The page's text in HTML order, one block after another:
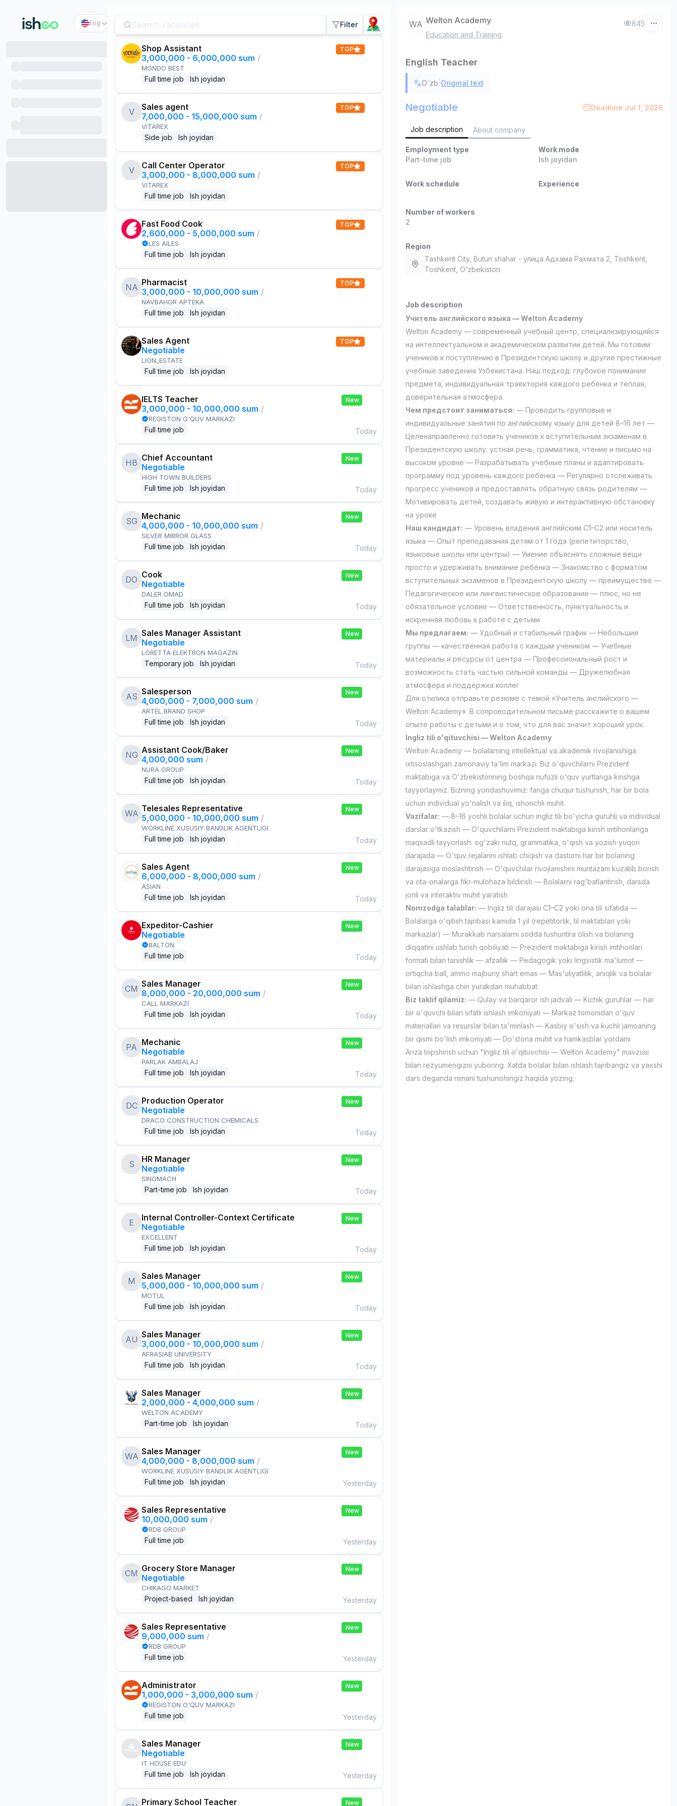
Eng Filter
Shop Assistant
3,000,000 - 6,000,000 sum /
MONDO BEST
Full time job Ish joyidan
TOP
V
Sales agent
7,000,000 - 15,000,000 sum /
VITAREX
Side job Ish joyidan
TOP
V
Call Center Operator
3,000,000 - 8,000,000 sum /
VITAREX
Full time job Ish joyidan
TOP
Fast Food Cook
2,600,000 - 5,000,000 sum /
LES AILES
Full time job Ish joyidan
TOP
NA Pharmacist
3,000,000 - 10,000,000 sum /
NAVBAHOR APTEKA
Full time job Ish joyidan
TOP
Sales Agent
Negotiable
LION_ESTATE
Full time job Ish joyidan
TOP
IELTS Teacher
3,000,000 - 10,000,000 sum /
REGISTON O'QUV MARKAZI
Full time job
New
Today
HB Chief Accountant
Negotiable
HIGH TOWN BUILDERS
Full time job Ish joyidan
New
Today
SG Mechanic
4,000,000 - 10,000,000 sum /
SILVER MIRROR GLASS
Full time job Ish joyidan
New
Today
DO Cook
Negotiable
DALER OMAD
Full time job Ish joyidan
New
Today
LM Sales Manager Assistant
Negotiable
LORETTA ELEKTRON MAGAZIN
Temporary job Ish joyidan
New
Today
AS Salesperson
4,000,000 - 7,000,000 sum /
ARTEL BRAND SHOP
Full time job Ish joyidan
New
Today
NG Assistant Cook/Baker
4,000,000 sum /
NURA GROUP
Full time job Ish joyidan
New
Today
WA Telesales Representative
5,000,000 - 10,000,000 sum /
WORKLINE XUSUSIY BANDLIK AGENTLIGI
Full time job Ish joyidan
New
Today
Sales Agent
6,000,000 - 8,000,000 sum /
ASIAN
Full time job Ish joyidan
New
Today
Expeditor-Cashier
Negotiable
BALTON
Full time job
New
Today
CM Sales Manager
8,000,000 - 20,000,000 sum /
CALL MARKAZI
Full time job Ish joyidan
New
Today
PA Mechanic
Negotiable
PARLAK AMBALAJ
Full time job Ish joyidan
New
Today
DC Production Operator
Negotiable
DRACO CONSTRUCTION CHEMICALS
Full time job Ish joyidan
New
Today
S
HR Manager
Negotiable
SINOMACH
Part-time job Ish joyidan
New
Today
E
Internal Controller-Context Certificate
Negotiable
EXCELLENT
Full time job Ish joyidan
New
Today
M
Sales Manager
5,000,000 - 10,000,000 sum /
MOTUL
Full time job Ish joyidan
New
Today
AU Sales Manager
3,000,000 - 10,000,000 sum /
AFRASIAB UNIVERSITY
Full time job Ish joyidan
New
Today
Sales Manager
2,000,000 - 4,000,000 sum /
WELTON ACADEMY
Part-time job Ish joyidan
New
Today
WA Sales Manager
4,000,000 - 8,000,000 sum /
WORKLINE XUSUSIY BANDLIK AGENTLIGI
Full time job Ish joyidan
New
Yesterday
Sales Representative
10,000,000 sum /
RDB GROUP
Full time job
New
Yesterday
CM Grocery Store Manager
Negotiable
CHIKAGO MARKET
Project-based Ish joyidan
New
Yesterday
Sales Representative
9,000,000 sum /
RDB GROUP
Full time job
New
Yesterday
Administrator
1,000,000 - 3,000,000 sum /
REGISTON O'QUV MARKAZI
Full time job
New
Yesterday
Sales Manager
Negotiable
IT HOUSE EDU
Full time job Ish joyidan
New
Yesterday
Primary School Teacher New
WA Welton Academy
Education and Training
845
English Teacher
O`zb Original text
Negotiable Deadline Jul 1, 2026
Job description About company
Employment type
Part-time job
Work mode
Ish joyidan
Work schedule Experience
Number of workers
2
Region
Tashkent City, Butun shahar - улица Адхама Рахмата 2, Тоshkent,
Toshkent, Oʻzbekiston
Job description
Учитель английского языка — Welton Academy
Welton Academy — современный учебный центр, специализирующийся
на интеллектуальном и академическом развитии детей. Мы готовим
учеников к поступлению в Президентскую школу и другие престижные
учебные заведения Узбекистана. Наш подход: глубокое понимание
предмета, индивидуальная траектория каждого ребёнка и тёплая,
доверительная атмосфера.
Чем предстоит заниматься: — Проводить групповые и
индивидуальные занятия по английскому языку для детей 8–16 лет —
Целенаправленно готовить учеников к вступительным экзаменам в
Президентскую школу: устная речь, грамматика, чтение и письмо на
высоком уровне — Разрабатывать учебные планы и адаптировать
программу под уровень каждого ребёнка — Регулярно отслеживать
прогресс учеников и предоставлять обратную связь родителям —
Мотивировать детей, создавать живую и интерактивную обстановку
на уроке
Наш кандидат: — Уровень владения английским C1–C2 или носитель
языка — Опыт преподавания детям от 1 года (репетиторство,
языковые школы или центры) — Умение объяснять сложные вещи
просто и удерживать внимание ребёнка — Знакомство с форматом
вступительных экзаменов в Президентскую школу — преимущество —
Педагогическое или лингвистическое образование — плюс, но не
обязательное условие — Ответственность, пунктуальность и
искренняя любовь к работе с детьми
Мы предлагаем: — Удобный и стабильный график — Небольшие
группы — качественная работа с каждым учеником — Учебные
материалы и ресурсы от центра — Профессиональный рост и
возможность стать частью сильной команды — Дружелюбная
атмосфера и поддержка коллег
Для отклика отправьте резюме с темой «Учитель английского —
Welton Academy». В сопроводительном письме расскажите о вашем
опыте работы с детьми и о том, что для вас значит хороший урок.
Ingliz tili o'qituvchisi — Welton Academy
Welton Academy — bolalarning intellektual va akademik rivojlanishiga
ixtisoslashgan zamonaviy ta'lim markazi. Biz o'quvchilarni Prezident
maktabiga va O'zbekistonning boshqa nufuzli o'quv yurtlariga kirishga
tayyorlaymiz. Bizning yondashuvimiz: fanga chuqur tushunish, har bir bola
uchun individual yo'nalish va iliq, ishonchli muhit.
Vazifalar: — 8–16 yoshli bolalar uchun ingliz tili bo'yicha guruhli va individual
darslar o'tkazish — O'quvchilarni Prezident maktabiga kirish imtihonlariga
maqsadli tayyorlash: og'zaki nutq, grammatika, o'qish va yozish yuqori
darajada — O'quv rejalarini ishlab chiqish va dasturni har bir bolaning
darajasiga moslashtirish — O'quvchilar rivojlanishini muntazam kuzatib borish
va ota-onalarga fikr-mulohaza bildirish — Bolalarni rag'batlantirish, darsda
jonli va interaktiv muhit yaratish
Nomzodga talablar: — Ingliz tili darajasi C1–C2 yoki ona tili sifatida —
Bolalarga o'qitish tajribasi kamida 1 yil (repetitorlik, til maktablari yoki
markazlar) — Murakkab narsalarni sodda tushuntira olish va bolaning
diqqatini ushlab turish qobiliyati — Prezident maktabiga kirish imtihonlari
formati bilan tanishlik — afzallik — Pedagogik yoki lingvistik ma'lumot —
ortiqcha ball, ammo majburiy shart emas — Mas'uliyatlilik, aniqlik va bolalar
bilan ishlashga chin yurakdan muhabbat
Biz taklif qilamiz: — Qulay va barqaror ish jadvali — Kichik guruhlar — har
bir o'quvchi bilan sifatli ishlash imkoniyati — Markaz tomonidan o'quv
materiallari va resurslar bilan ta'minlash — Kasbiy o'sish va kuchli jamoaning
bir qismi bo'lish imkoniyati — Do'stona muhit va hamkasblar yordami
Ariza topshirish uchun "Ingliz tili o'qituvchisi — Welton Academy" mavzusi
bilan rezyumengizni yuboring. Xatda bolalar bilan ishlash tajribangiz va yaxshi
dars deganda nimani tushunishingiz haqida yozing.